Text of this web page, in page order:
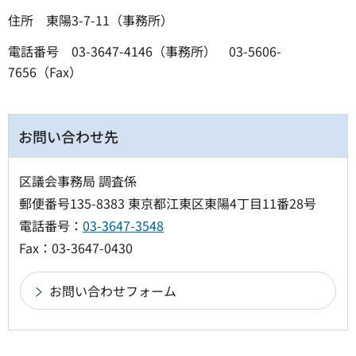
住所 東陽3-7-11（事務所）
電話番号 03-3647-4146（事務所） 03-5606-
7656（Fax）
お問い合わせ先
区議会事務局 調査係
郵便番号135-8383 東京都江東区東陽4丁目11番28号
電話番号： 03-3647-3548
Fax：03-3647-0430